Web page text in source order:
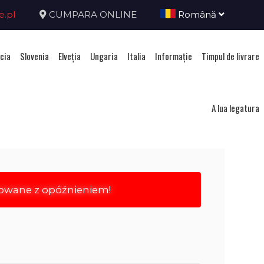
CUMPARA ONLINE Română
Slovenia Elveţia Ungaria Italia Informație Timpul de livrare
A lua legatura
z opóźnieniem!